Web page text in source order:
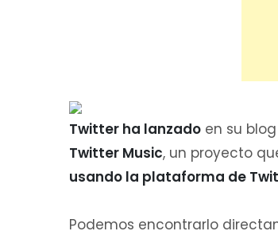
Twitter ha lanzado en su
Twitter Music, un proyecto
usando la plataforma de
Podemos encontrarlo